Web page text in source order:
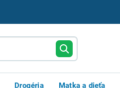
Drogéria Matka a dieťa